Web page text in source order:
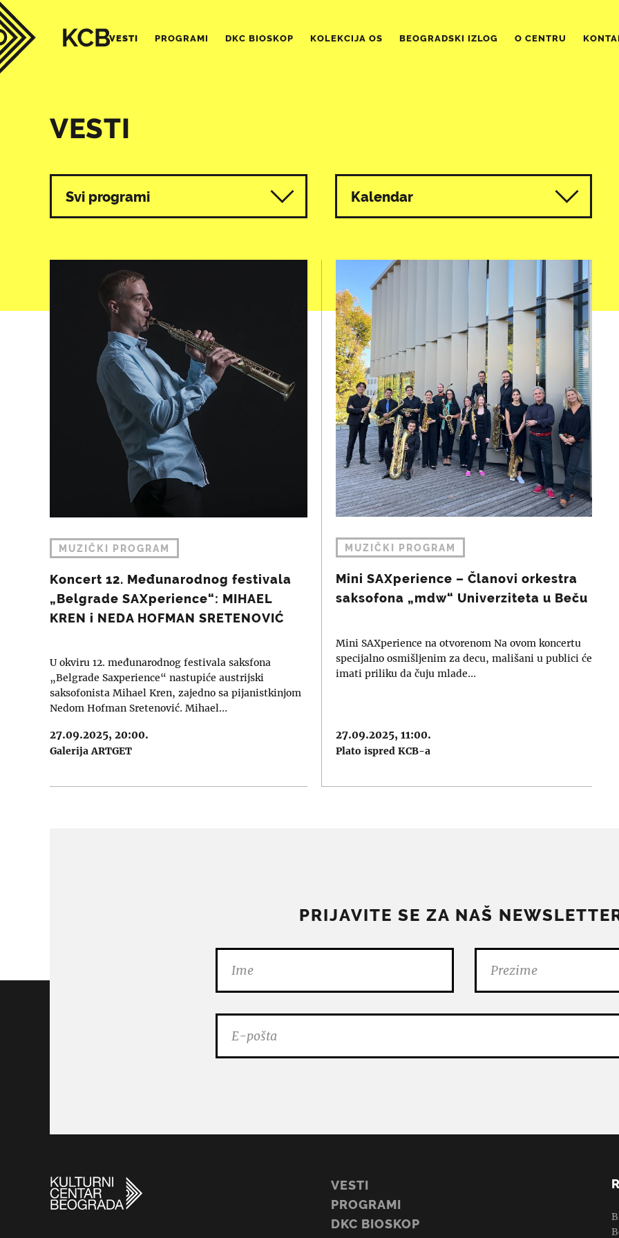
VESTI PROGRAMI DKC BIOSKOP KOLEKCIJA OS BEOGRADSKI IZLOG O CENTRU
VESTI
Svi programi Kalendar
MUZIČKI PROGRAM
Koncert 12. Međunarodnog festivala
„Belgrade SAXperience“: MIHAEL
KREN i NEDA HOFMAN SRETENOVIĆ
U okviru 12. međunarodnog festivala saksfona
„Belgrade Saxperience“ nastupiće austrijski
saksofonista Mihael Kren, zajedno sa pijanistkinjom
Nedom Hofman Sretenović. Mihael…
27.09.2025, 20:00.
Galerija ARTGET
MUZIČKI PROGRAM
Mini SAXperience – Članovi orkestra
saksofona „mdw“ Univerziteta u Beču
Mini SAXperience na otvorenom Na ovom koncertu
specijalno osmišljenim za decu, mališani u publici će
imati priliku da čuju mlade…
27.09.2025, 11:00.
Plato ispred KCB-a
PRIJAVITE SE ZA NAŠ
VESTI
PROGRAMI
DKC BIOSKOP